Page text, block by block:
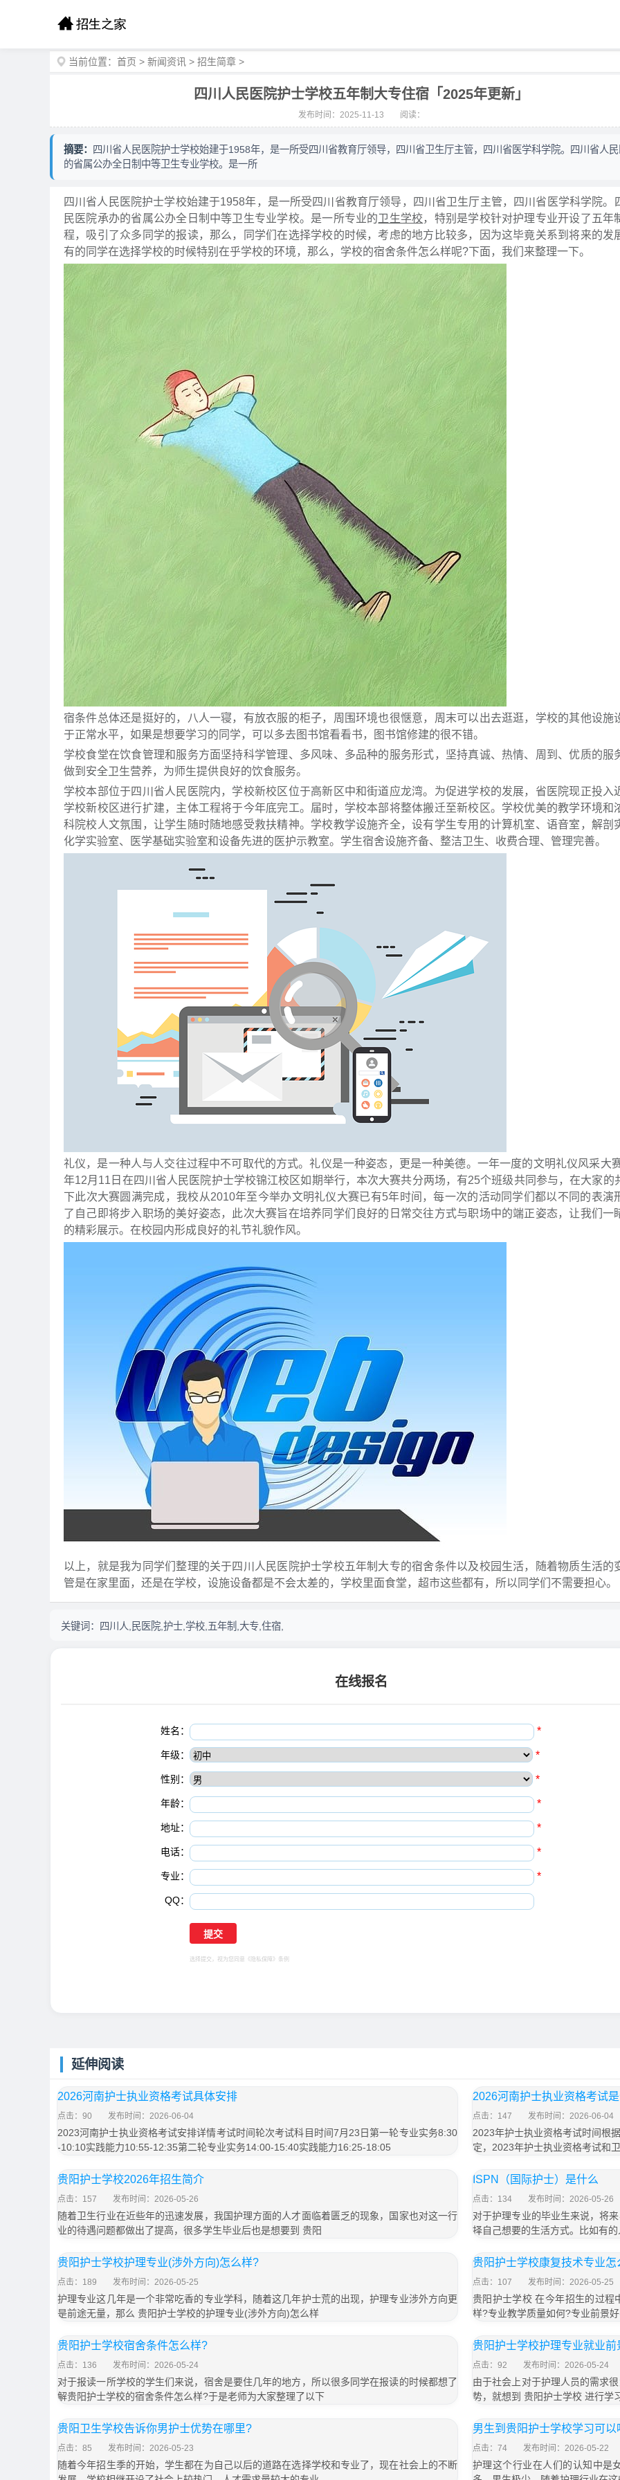
当前位置： 首页 > 新闻资讯 > 招生简章 >
四川人民医院护士学校五年制大专住宿「2025年更新」
发布时间：2025-11-13 阅读：
摘要：
四川省人民医院护士学校始建于1958年，是一所受四川省教育厅领导，四川省卫生厅主管，四川省医学科学院。四川省人
的省属公办全日制中等卫生专业学校。是一所
四川省人民医院护士学校始建于1958年，是一所受四川省教育厅领导，四川省卫生厅主管，四川省医学科学院。
民医院承办的省属公办全日制中等卫生专业学校。是一所专业的卫生学校，特别是学校针对护理专业开设了五年
程，吸引了众多同学的报读，那么，同学们在选择学校的时候，考虑的地方比较多，因为这毕竟关系到将来的发
有的同学在选择学校的时候特别在乎学校的环境，那么，学校的宿舍条件怎么样呢?下面，我们来整理一下。
宿条件总体还是挺好的，八人一寝，有放衣服的柜子，周围环境也很惬意，周末可以出去逛逛，学校的其他设施
于正常水平，如果是想要学习的同学，可以多去图书馆看看书，图书馆修建的很不错。
学校食堂在饮食管理和服务方面坚持科学管理、多风味、多品种的服务形式，坚持真诚、热情、周到、优质的服
做到安全卫生营养，为师生提供良好的饮食服务。
学校本部位于四川省人民医院内，学校新校区位于高新区中和街道应龙湾。为促进学校的发展，省医院现正投入
学校新校区进行扩建，主体工程将于今年底完工。届时，学校本部将整体搬迁至新校区。学校优美的教学环境和
科院校人文氛围，让学生随时随地感受救扶精神。学校教学设施齐全，设有学生专用的计算机室、语音室，解剖
化学实验室、医学基础实验室和设备先进的医护示教室。学生宿舍设施齐备、整洁卫生、收费合理、管理完善。
礼仪，是一种人与人交往过程中不可取代的方式。礼仪是一种姿态，更是一种美德。一年一度的文明礼仪风采大
年12月11日在四川省人民医院护士学校锦江校区如期举行，本次大赛共分两场，有25个班级共同参与，在大家的
下此次大赛圆满完成，我校从2010年至今举办文明礼仪大赛已有5年时间，每一次的活动同学们都以不同的表演
了自己即将步入职场的美好姿态，此次大赛旨在培养同学们良好的日常交往方式与职场中的端正姿态，让我们一
的精彩展示。在校园内形成良好的礼节礼貌作风。
以上，就是我为同学们整理的关于四川人民医院护士学校五年制大专的宿舍条件以及校园生活，随着物质生活的
管是在家里面，还是在学校，设施设备都是不会太差的，学校里面食堂，超市这些都有，所以同学们不需要担心。
关键词： 四川人,民医院,护士,学校,五年制,大专,住宿,
在线报名
姓名： *
年级： *
性别： *
年龄： *
地址： *
电话： *
专业： *
QQ：
选择提交，视为您同意 《隐私保障》 条例
延伸阅读
2026河南护士执业资格考试具体安排
点击：90 发布时间：2026-06-04
2023河南护士执业资格考试安排详情考试时间轮次考试科目时间7月23日第一轮专业实务8:30
-10:10实践能力10:55-12:35第二轮专业实务14:00-15:40实践能力16:25-18:05
2026河南护士执业资格考试
点击：147 发布时间：2026-06-04
2023年护士执业资格考试时间根
定，2023年护士执业资格考试和
贵阳护士学校2026年招生简介
点击：157 发布时间：2026-05-26
随着卫生行业在近些年的迅速发展，我国护理方面的人才面临着匮乏的现象，国家也对这一行
业的待遇问题都做出了提高，很多学生毕业后也是想要到 贵阳
ISPN（国际护士）是什么
点击：134 发布时间：2026-05-26
对于护理专业的毕业生来说，将
择自己想要的生活方式。比如有
贵阳护士学校护理专业(涉外方向)怎么样?
点击：189 发布时间：2026-05-25
护理专业这几年是一个非常吃香的专业学科，随着这几年护士荒的出现，护理专业涉外方向更
是前途无量，那么 贵阳护士学校的护理专业(涉外方向)怎么样
贵阳护士学校康复技术专业怎
点击：107 发布时间：2026-05-25
贵阳护士学校 在今年招生的过程
样?专业教学质量如何?专业前景
贵阳护士学校宿舍条件怎么样?
点击：136 发布时间：2026-05-24
对于报读一所学校的学生们来说，宿舍是要住几年的地方，所以很多同学在报读的时候都想了
解贵阳护士学校的宿舍条件怎么样?于是老师为大家整理了以下
贵阳护士学校护理专业就业前
点击：92 发布时间：2026-05-24
由于社会上对于护理人员的需求
势，就想到 贵阳护士学校 进行学
贵阳卫生学校告诉你男护士优势在哪里?
点击：85 发布时间：2026-05-23
随着今年招生季的开始，学生都在为自己以后的道路在选择学校和专业了，现在社会上的不断
男生到贵阳护士学校学习可以
点击：74 发布时间：2026-05-22
护理这个行业在人们的认知中是